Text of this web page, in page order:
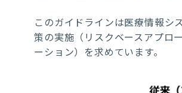
このガイドラインは医療情報シ
策の実施（リスクベースアプロ
ーション）を求めています。